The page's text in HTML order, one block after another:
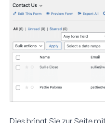
Dies bringt Sie zur Seite